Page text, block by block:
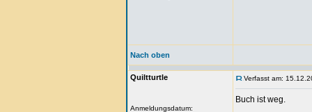
Nach oben
Quiltturtle
Anmeldungsdatum:
Verfasst am:
Buch ist weg.